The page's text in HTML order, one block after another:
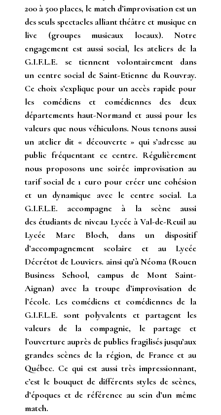
200 à 500 places, le match d’improvisation est un
des seuls spectacles alliant théâtre et musique en
live (groupes musicaux locaux). Notre
engagement est aussi social, les ateliers de la
G.I.F.L.E. se tiennent volontairement dans
un centre social de Saint-Etienne du Rouvray.
Ce choix s’explique pour un accès rapide pour
les comédiens et comédiennes des deux
départements haut-Normand et aussi pour les
valeurs que nous véhiculons. Nous tenons aussi
un atelier dit « découverte » qui s’adresse au
public fréquentant ce centre. Régulièrement
nous proposons une soirée improvisation au
tarif social de 1 euro pour créer une cohésion
et un dynamique avec le centre social. La
G.I.F.L.E. accompagne à la scène aussi
des étudiants de niveau Lycée à Val-de-Reuil au
Lycée Marc Bloch, dans un dispositif
d’accompagnement scolaire et au Lycée
Décrétot de Louviers. ainsi qu’à Néoma (Rouen
Business School, campus de Mont Saint-
Aignan) avec la troupe d’improvisation de
l’école. Les comédiens et comédiennes de la
G.I.F.L.E. sont polyvalents et partagent les
valeurs de la compagnie, le partage et
l’ouverture auprès de publics fragilisés jusqu’aux
grandes scènes de la région, de France et au
Québec. Ce qui est aussi très impressionnant,
c’est le bouquet de différents styles de scènes,
d’époques et de référence au sein d’un même
match.